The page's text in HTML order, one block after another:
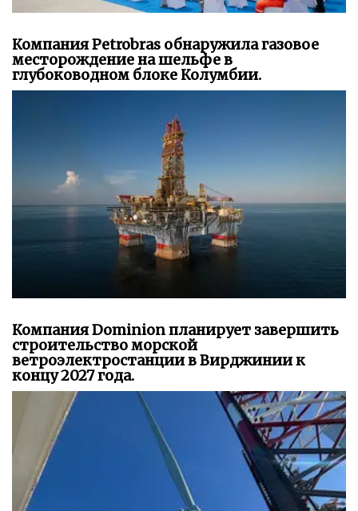
Компания Petrobras обнаружила газовое
месторождение на шельфе в
глубоководном блоке Колумбии.
Компания Dominion планирует завершить
строительство морской
ветроэлектростанции в Вирджинии к
концу 2027 года.